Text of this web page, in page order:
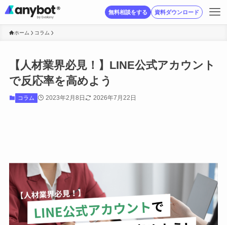
無料相談をする 資料ダウンロード
ホーム コラム
【人材業界必見！】LINE公式アカウント
で反応率を高めよう
コラム 2023年2月8日 2026年7月22日